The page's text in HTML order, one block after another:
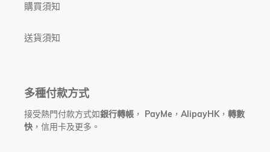
購買須知
送貨須知
多種付款方式
接受熱門付款方式如銀行轉帳 ， PayMe ， AlipayHK ， 轉數
快 ，信用卡及更多。